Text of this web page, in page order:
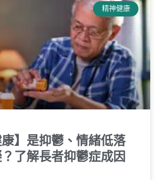
精神健康
康】是抑鬱、情緒低落
了解長者抑鬱症成因